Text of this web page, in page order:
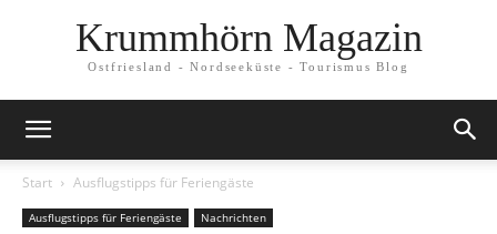
Krummhörn Magazin
Ostfriesland - Nordseeküste - Tourismus Blog
Start Ausflugstipps für Feriengäste
Ausflugstipps für Feriengäste Nachrichten